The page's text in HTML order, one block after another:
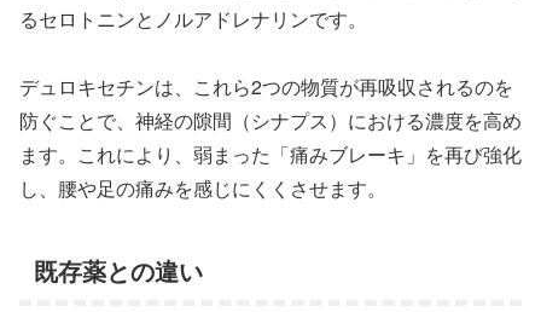
るセロトニンとノルアドレナリンです。
デュロキセチンは、これら2つの物質が再吸収されるのを
防ぐことで、神経の隙間（シナプス）における濃度を高め
ます。これにより、弱まった「痛みブレーキ」を再び強化
し、腰や足の痛みを感じにくくさせます。
既存薬との違い